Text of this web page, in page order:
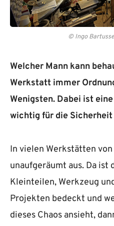
© Ingo
Welcher Mann kann
Werkstatt immer
Wenigsten. Dabei ist
wichtig für die
In vielen Werkstätten
unaufgeräumt aus. Da ist
Kleinteilen, Werkzeug
Projekten bedeckt und
dieses Chaos ansieht,